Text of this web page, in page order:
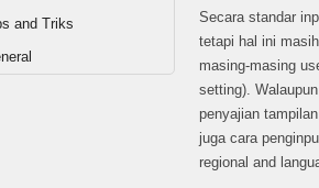
and Triks
Secara standar
tetapi hal ini
masing-masing
setting).
penyajian
juga cara
regional and